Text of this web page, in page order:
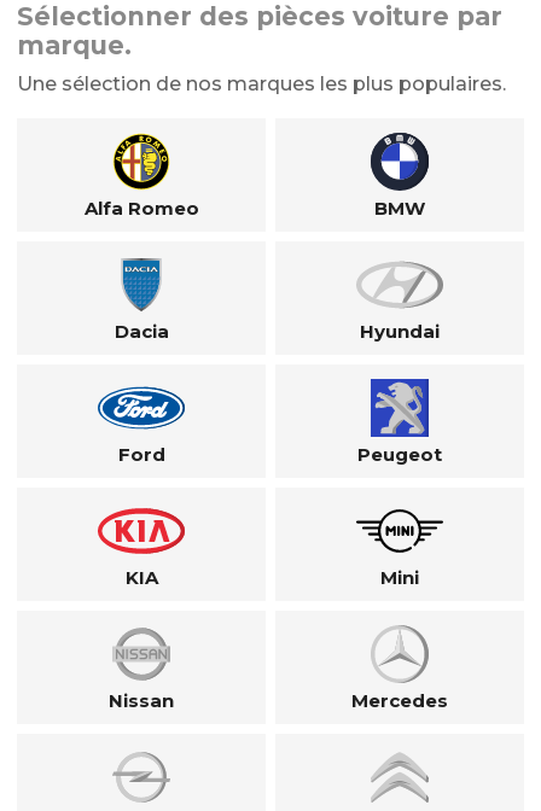
Sélectionner des pièces voiture par
marque.
Une sélection de nos marques les plus populaires.
Alfa Romeo BMW
Dacia Hyundai
Ford Peugeot
KIA Mini
Nissan Mercedes